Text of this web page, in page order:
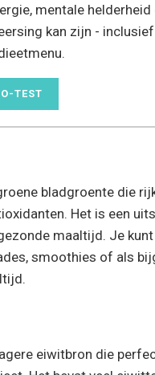
mentale helderheid
kan zijn -
TEST
bladgroente die
Het is een
maaltijd. Je
smoothies of als
eiwitbron die